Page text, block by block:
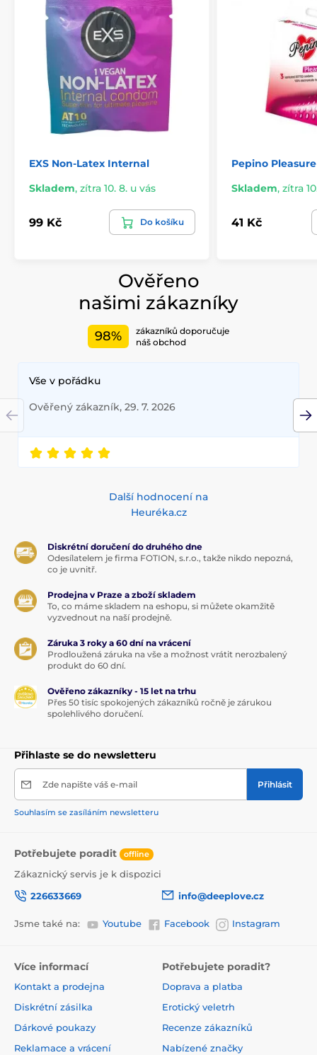
EXS Non-Latex Internal
Skladem, zítra 10. 8. u vás
99 Kč Do košíku
Pepino
Skladem, zítra
41 Kč
Ověřeno
našimi zákazníky
98%
zákazníků doporučuje
náš obchod
Vše v pořádku
Ověřený zákazník, 29. 7. 2026
Další hodnocení na
Heuréka.cz
Diskrétní doručení do druhého dne
Odesílatelem je firma FOTION, s.r.o., takže nikdo nepozná,
co je uvnitř.
Prodejna v Praze a zboží skladem
To, co máme skladem na eshopu, si můžete okamžitě
vyzvednout na naší prodejně.
Záruka 3 roky a 60 dní na vrácení
Prodloužená záruka na vše a možnost vrátit nerozbalený
produkt do 60 dní.
Ověřeno zákazníky - 15 let na trhu
Přes 50 tisíc spokojených zákazníků ročně je zárukou
spolehlivého doručení.
Přihlaste se do newsletteru
Zde napište váš e-mail Přihlásit
Souhlasím se zasíláním newsletteru
Potřebujete poradit offline
Zákaznický servis je k dispozici
226633669
info@deeplove.cz
Jsme také na: Youtube Facebook Instagram
Více informací
Kontakt a prodejna
Diskrétní zásilka
Dárkové poukazy
Reklamace a vrácení
Potřebujete poradit?
Doprava a platba
Erotický veletrh
Recenze zákazníků
Nabízené značky